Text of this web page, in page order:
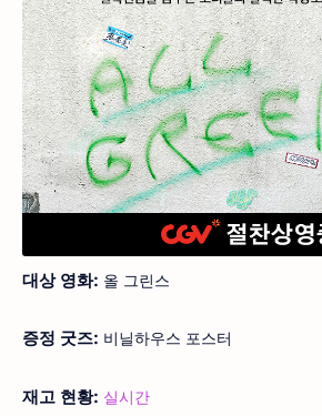
대상 영화: 올 그린스
증정 굿즈: 비닐하우스 포스터
재고 현황: 실시간